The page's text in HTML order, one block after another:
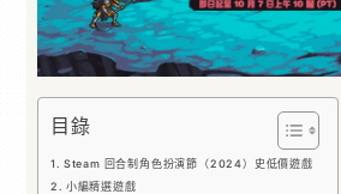
目錄
Steam 回合制角色扮演節（2024）史低價遊戲
小編精選遊戲